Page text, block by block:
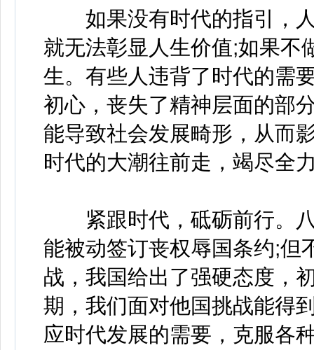
如果没有时代的指引，人
就无法彰显人生价值;如果不
生。有些人违背了时代的需
初心，丧失了精神层面的部
能导致社会发展畸形，从而
时代的大潮往前走，竭尽全
紧跟时代，砥砺前行。八
能被动签订丧权辱国条约;但
战，我国给出了强硬态度，
期，我们面对他国挑战能得
应时代发展的需要，克服各